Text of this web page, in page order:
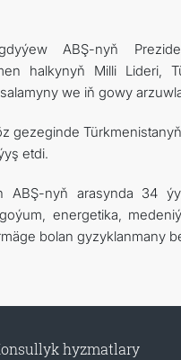
ABŞ-nyň
halkynyň Milli Lideri,
we iň gowy
gezeginde
etdi.
ABŞ-nyň arasynda 34
energetika,
bolan gyzyklanmany
hyzmatlary